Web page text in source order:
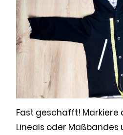
Fast geschafft! Markiere
Lineals oder Maßbandes